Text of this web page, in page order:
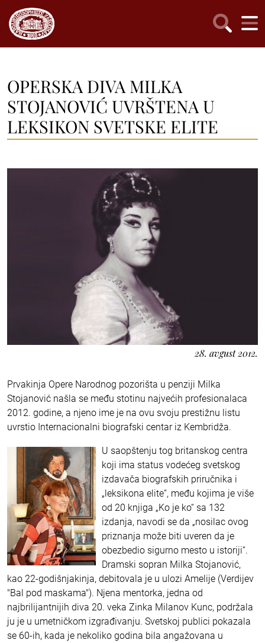
OPERSKA DIVA MILKA
STOJANOVIĆ UVRŠTENA U
LEKSIKON SVETSKE ELITE
28. avgust 2012.
Prvakinja Opere Narodnog pozorišta u penziji Milka
Stojanović našla se među stotinu najvećih profesionalaca
2012. godine, a njeno ime je na ovu svoju prestižnu listu
uvrstio Internacionalni biografski centar iz Kembridža.
U saopštenju tog britanskog centra
koji ima status vodećeg svetskog
izdavača biografskih priručnika i
„leksikona elite“, među kojima je više
od 20 knjiga „Ko je ko“ sa 132
izdanja, navodi se da „nosilac ovog
priznanja može biti uveren da je
obezbedio sigurno mesto u istoriji“.
Dramski sopran Milka Stojanović,
kao 22-godišnjakinja, debitovala je u ulozi Amelije (Verdijev
"Bal pod maskama"). Njena mentorka, jedna od
najbrilijantnijih diva 20. veka Zinka Milanov Kunc, podržala
ju je u umetničkom izgrađivanju. Svetskoj publici pokazala
se 60-ih, kada je nekoliko godina bila angažovana u